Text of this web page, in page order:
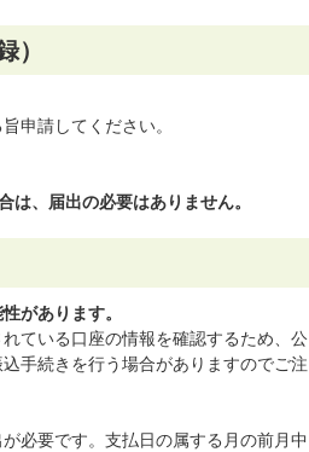
）
申請してください。
、届出の必要はありません。
があります。
ている口座の情報を確認するため、公
手続きを行う場合がありますのでご注
必要です。支払日の属する月の前月中